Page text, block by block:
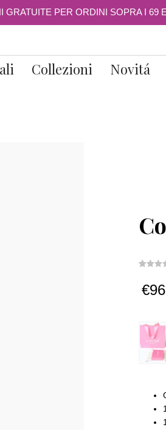
GRATUITE PER ORDINI SOPRA I 69
Collezioni Novitá
su
di
€